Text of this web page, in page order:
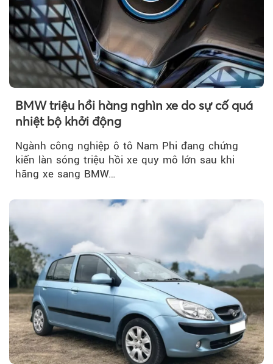
BMW triệu hồi hàng nghìn xe do sự cố quá
nhiệt bộ khởi động
Ngành công nghiệp ô tô Nam Phi đang chứng
kiến làn sóng triệu hồi xe quy mô lớn sau khi
hãng xe sang BMW…